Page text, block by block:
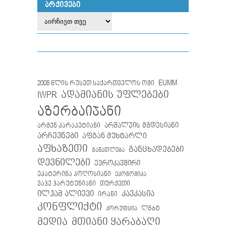
ᲐᲠᲥᲘᲕᲔᲑᲘ
2008 წლის რუსეთ საქართველოს ომი EUMM
IWPR ადამიანის უფლებები
აზერბაიჯანი
არმენ კარაპეტიანი არშალუის მგდესიანი
არჩევნები აფგან მუხტარლი
აფხაზეთი განათლება განცხადებები
დევნილები
ევროკავშირი
ეკატერინა პოღოსიანი
ეკონომიკა
ვაჰე ჰარუტუნიანი თურქეთი
ილჰამ ალიევი ირანი კავკასია
კონფლიქტი კორუფცია ლგბტ
მედია მთიანი ყარაბაღი